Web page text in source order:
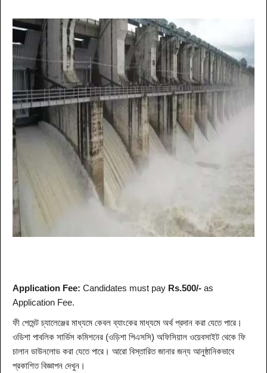
Application Fee: Candidates must pay Rs.500/- as
Application Fee.
ফী পেমেন্ট চ্যালেঞ্জের মাধ্যমে কেবল ব্যাংকের মাধ্যমে অর্থ প্রদান করা যেতে পারে।
ওডিশা পাবলিক সার্ভিস কমিশনের (ওড়িশা পিএসসি) অফিসিয়াল ওয়েবসাইট থেকে ফি
চালান ডাউনলোড করা যেতে পারে। আরো বিস্তারিত জানার জন্য আনুষ্ঠানিকভাবে
প্রকাশিত বিজ্ঞাপন দেখুন।